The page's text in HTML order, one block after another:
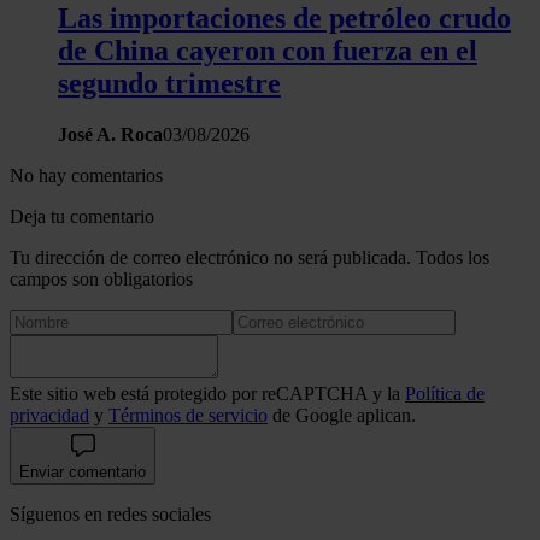
hecho de sus servicios.
Las importaciones de petróleo crudo
de China cayeron con fuerza en el
segundo trimestre
José A. Roca03/08/2026
No hay comentarios
Deja tu comentario
Tu dirección de correo electrónico no será publicada. Todos los
campos son obligatorios
Este sitio web está protegido por reCAPTCHA y la Política de
privacidad y Términos de servicio de Google aplican.
Enviar comentario
Síguenos en redes sociales